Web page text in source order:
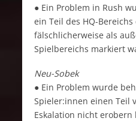
● Ein Problem in Rush
ein Teil des HQ-
fälschlicherweise als
Spielbereichs markiert
Neu-Sobek
● Ein Problem wurde
Spieler:innen einen Teil
Eskalation nicht erobern